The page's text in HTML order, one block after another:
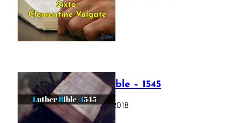
Vulgate
July 12, 2025
Luther Bible – 1545
October 17, 2018